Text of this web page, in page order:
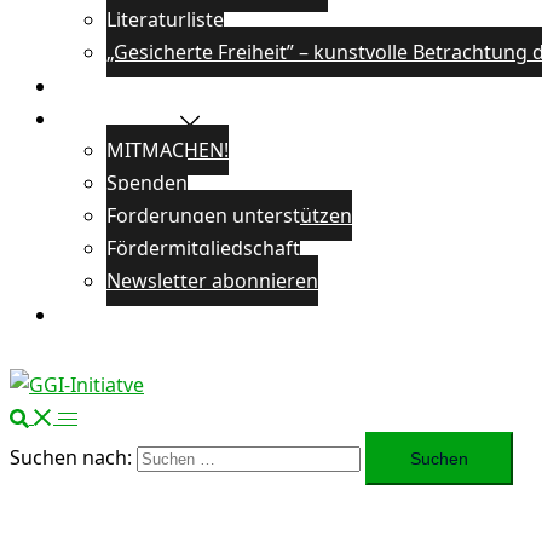
Literaturliste
„Gesicherte Freiheit” – kunstvolle Betrachtung
Veranstaltungen
Unterstützen
MITMACHEN!
Spenden
Forderungen unterstützen
Fördermitgliedschaft
Newsletter abonnieren
Öffentlichkeitsarbeit
Suchen nach: